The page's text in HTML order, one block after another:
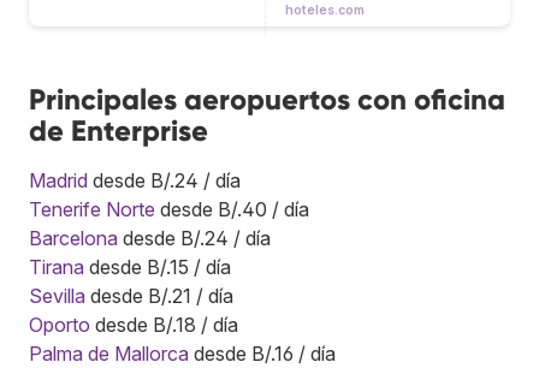
hoteles.com
Principales aeropuertos con oficina
de Enterprise
Madrid desde B/.24 / día
Tenerife Norte desde B/.40 / día
Barcelona desde B/.24 / día
Tirana desde B/.15 / día
Sevilla desde B/.21 / día
Oporto desde B/.18 / día
Palma de Mallorca desde B/.16 / día